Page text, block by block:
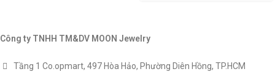
Công ty TNHH TM&DV MOON Jewelry
Tầng 1 Co.opmart, 497 Hòa Hảo, Phường Diên Hồng, TP.HCM